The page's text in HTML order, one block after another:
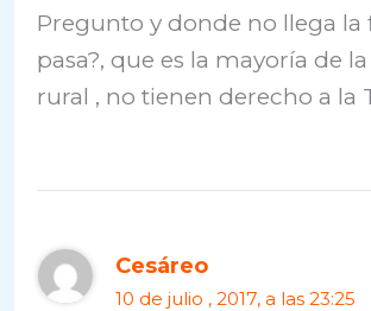
Pregunto y donde no llega la
pasa?, que es la mayoría de
rural , no tienen derecho a la
Cesáreo
10 de julio , 2017, a las 23:25